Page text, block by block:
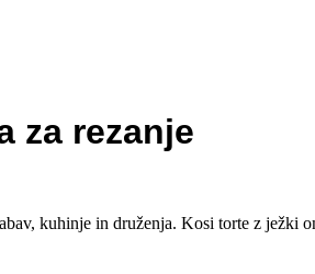
za rezanje
kuhinje in druženja. Kosi torte z ježki